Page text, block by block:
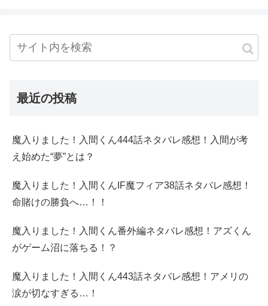
最近の投稿
魔入りました！入間くん444話ネタバレ感想！入間が考
え始めた“夢”とは？
魔入りました！入間くんIF魔フィア38話ネタバレ感想！
命賭けの勝負へ…！！
魔入りました！入間くん番外編ネタバレ感想！アズくん
がゲーム沼に落ちる！？
魔入りました！入間くん443話ネタバレ感想！アメリの
涙が切なすぎる…！